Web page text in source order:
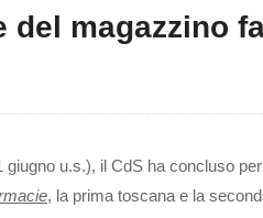
del magazzino
giugno u.s.), il CdS ha concluso
, la prima toscana e la